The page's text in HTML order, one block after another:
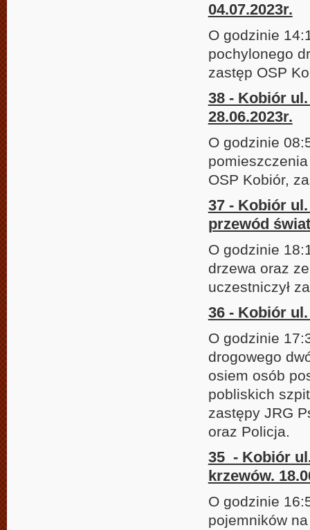
04.07.2023r.
O godzinie
pochylonego
zastęp OSP
38 - Kobiór
28.06.2023r.
O godzinie
OSP Kobiór,
37 - Kobiór
przewód
O godzinie
drzewa oraz
uczestniczył
36 - Kobiór
O godzinie
drogowego
osiem osób
pobliskich
zastępy JRG
oraz Policja.
35 - Kobiór
krzewów.
O godzinie
pojemników